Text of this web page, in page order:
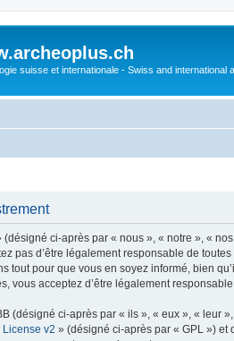
suisse et internationale - Swiss and international
ci-après par « nous », « notre », «
pas d’être légalement responsable de
tout pour que vous en soyez informé, bien
vous acceptez d’être légalement
(désigné ci-après par « ils », « eux », « leur
v2 » (désigné ci-après par « GPL ») et